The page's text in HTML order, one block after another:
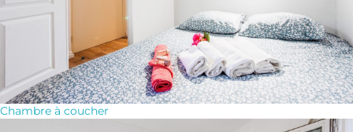
Chambre à coucher